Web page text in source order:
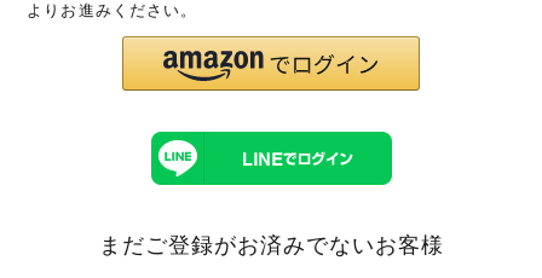
よりお進みください。
まだご登録がお済みでないお客様